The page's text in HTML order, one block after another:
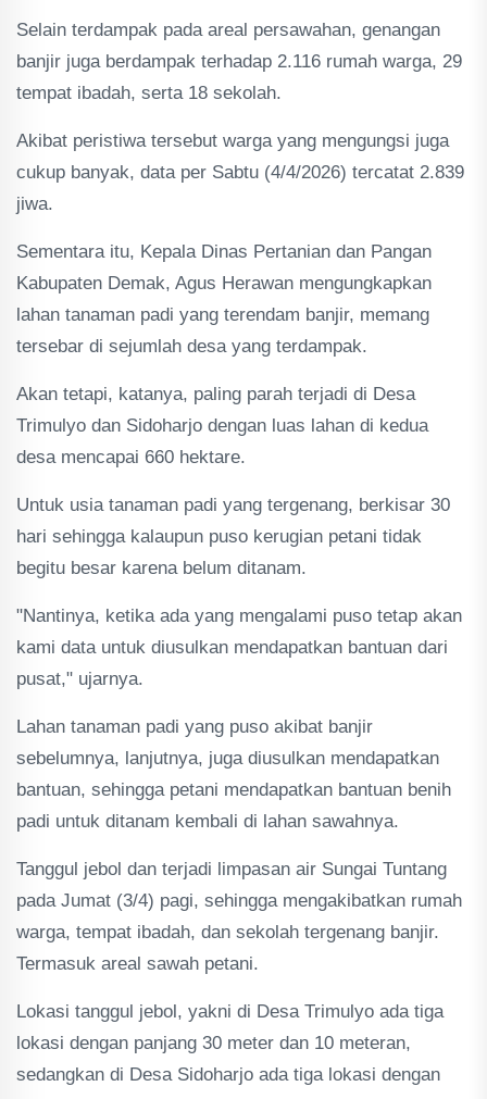
Selain terdampak pada areal persawahan, genangan
banjir juga berdampak terhadap 2.116 rumah warga, 29
tempat ibadah, serta 18 sekolah.
Akibat peristiwa tersebut warga yang mengungsi juga
cukup banyak, data per Sabtu (4/4/2026) tercatat 2.839
jiwa.
Sementara itu, Kepala Dinas Pertanian dan Pangan
Kabupaten Demak, Agus Herawan mengungkapkan
lahan tanaman padi yang terendam banjir, memang
tersebar di sejumlah desa yang terdampak.
Akan tetapi, katanya, paling parah terjadi di Desa
Trimulyo dan Sidoharjo dengan luas lahan di kedua
desa mencapai 660 hektare.
Untuk usia tanaman padi yang tergenang, berkisar 30
hari sehingga kalaupun puso kerugian petani tidak
begitu besar karena belum ditanam.
"Nantinya, ketika ada yang mengalami puso tetap akan
kami data untuk diusulkan mendapatkan bantuan dari
pusat," ujarnya.
Lahan tanaman padi yang puso akibat banjir
sebelumnya, lanjutnya, juga diusulkan mendapatkan
bantuan, sehingga petani mendapatkan bantuan benih
padi untuk ditanam kembali di lahan sawahnya.
Tanggul jebol dan terjadi limpasan air Sungai Tuntang
pada Jumat (3/4) pagi, sehingga mengakibatkan rumah
warga, tempat ibadah, dan sekolah tergenang banjir.
Termasuk areal sawah petani.
Lokasi tanggul jebol, yakni di Desa Trimulyo ada tiga
lokasi dengan panjang 30 meter dan 10 meteran,
sedangkan di Desa Sidoharjo ada tiga lokasi dengan